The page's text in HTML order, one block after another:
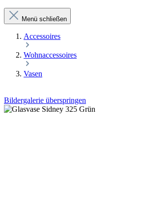
Menü schließen
Accessoires
Wohnaccessoires
Vasen
Bildergalerie überspringen